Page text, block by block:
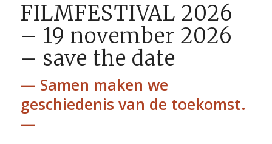
FILMFESTIVAL 2026
– 19 november 2026
– save the date
— Samen maken we
geschiedenis van de toekomst.
—